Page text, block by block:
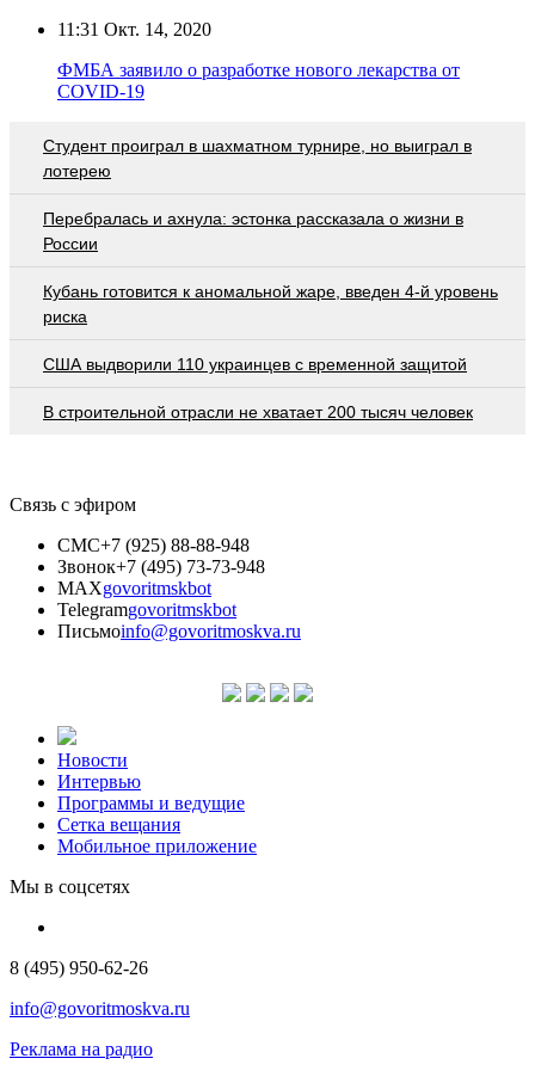
11:31 Окт. 14, 2020
ФМБА заявило о разработке нового лекарства от
COVID-19
Студент проиграл в шахматном турнире, но выиграл в
лотерею
Перебралась и ахнула: эстонка рассказала о жизни в
России
Кубань готовится к аномальной жаре, введен 4-й уровень
риска
США выдворили 110 украинцев с временной защитой
В строительной отрасли не хватает 200 тысяч человек
Связь с эфиром
СМС+7 (925) 88-88-948
Звонок+7 (495) 73-73-948
MAXgovoritmskbot
Telegramgovoritmskbot
Письмоinfo@govoritmoskva.ru
Новости
Интервью
Программы и ведущие
Сетка вещания
Мобильное приложение
Мы в соцсетях
8 (495) 950-62-26
info@govoritmoskva.ru
Реклама на радио